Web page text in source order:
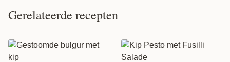
Gerelateerde recepten